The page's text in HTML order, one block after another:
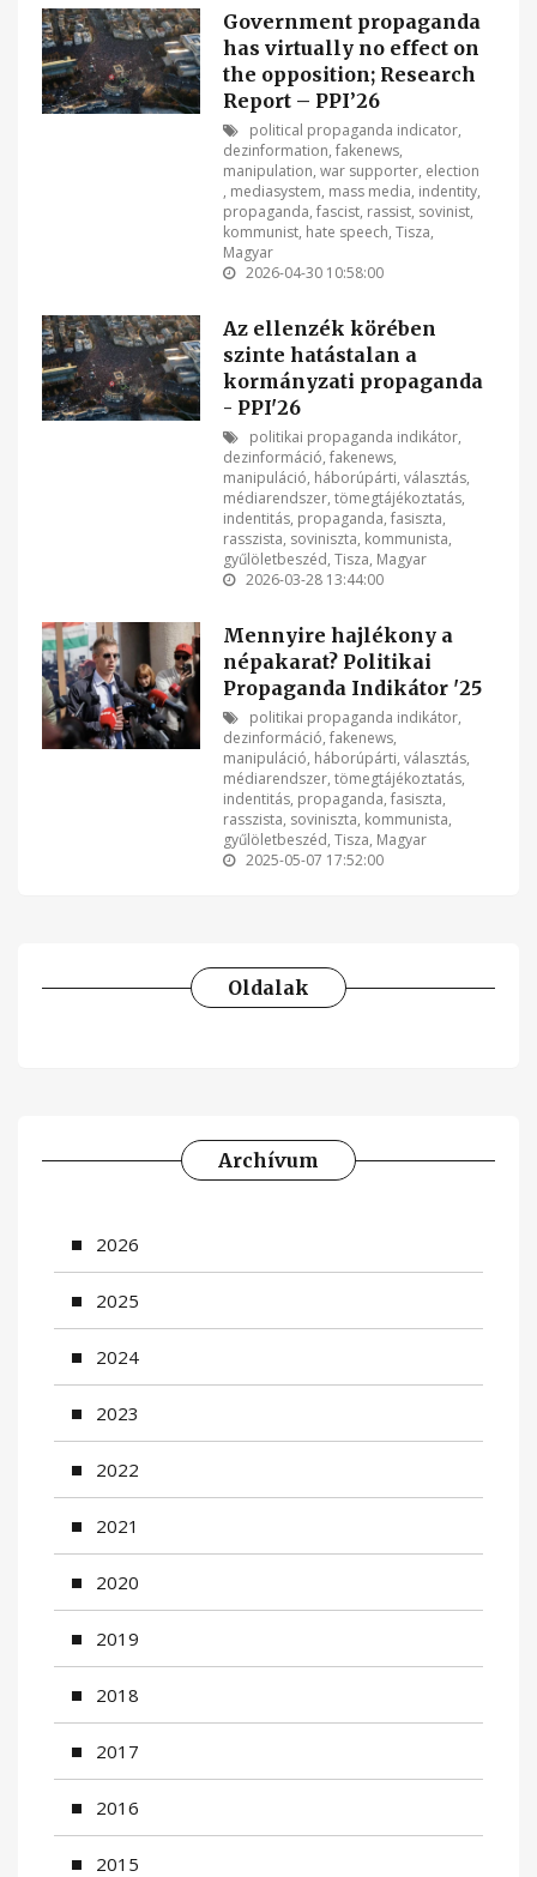
Government propaganda
has virtually no effect on
the opposition; Research
Report – PPI’26
political propaganda indicator,
dezinformation,fakenews,
manipulation,war supporter, election
, mediasystem, mass media, indentity,
propaganda,fascist, rassist, sovinist,
kommunist, hate speech,Tisza,
Magyar
2026-04-30 10:58:00
Az ellenzék körében
szinte hatástalan a
kormányzati propaganda
- PPI'26
politikai propaganda indikátor,
dezinformáció,fakenews,
manipuláció, háborúpárti,választás,
médiarendszer,tömegtájékoztatás,
indentitás, propaganda,fasiszta,
rasszista, soviniszta, kommunista,
gyűlöletbeszéd,Tisza, Magyar
2026-03-28 13:44:00
Mennyire hajlékony a
népakarat? Politikai
Propaganda Indikátor '25
politikai propaganda indikátor,
dezinformáció,fakenews,
manipuláció, háborúpárti,választás,
médiarendszer,tömegtájékoztatás,
indentitás, propaganda,fasiszta,
rasszista, soviniszta, kommunista,
gyűlöletbeszéd,Tisza, Magyar
2025-05-07 17:52:00
Oldalak
Archívum
2026
2025
2024
2023
2022
2021
2020
2019
2018
2017
2016
2015